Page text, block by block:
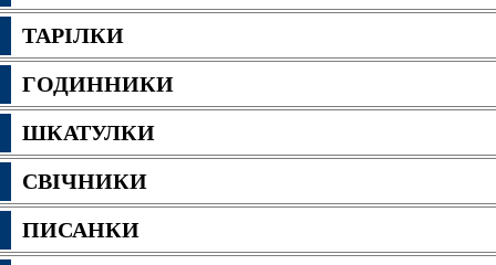
ТАРІЛКИ
ГОДИННИКИ
ШКАТУЛКИ
СВІЧНИКИ
ПИСАНКИ